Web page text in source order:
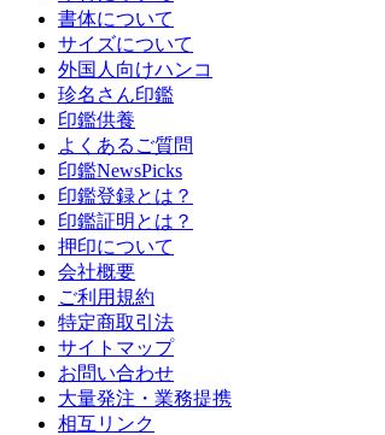
書体について
サイズについて
外国人向けハンコ
珍名さん印鑑
印鑑供養
よくあるご質問
印鑑NewsPicks
印鑑登録とは？
印鑑証明とは？
押印について
会社概要
ご利用規約
特定商取引法
サイトマップ
お問い合わせ
大量発注・業務提携
相互リンク